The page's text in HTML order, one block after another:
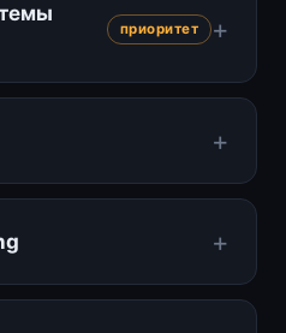
приоритет